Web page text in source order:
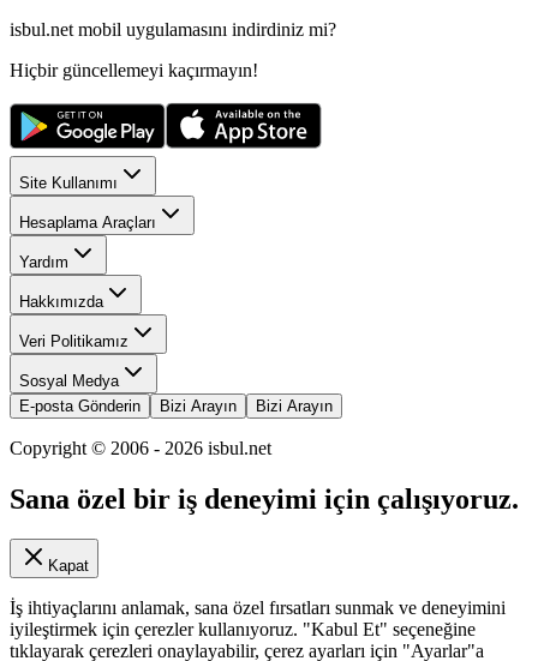
isbul.net mobil uygulamasını indirdiniz mi?
Hiçbir güncellemeyi kaçırmayın!
Site Kullanımı
Hesaplama Araçları
Yardım
Hakkımızda
Veri Politikamız
Sosyal Medya
E-posta Gönderin
Bizi Arayın Bizi Arayın
Copyright © 2006 - 2026 isbul.net
Sana özel bir iş deneyimi için çalışıyoruz.
Kapat
İş ihtiyaçlarını anlamak, sana özel fırsatları sunmak ve deneyimini
iyileştirmek için çerezler kullanıyoruz. "Kabul Et" seçeneğine
tıklayarak çerezleri onaylayabilir, çerez ayarları için "Ayarlar"a